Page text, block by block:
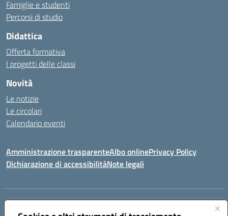
Famiglie e studenti
Percorsi di studio
Didattica
Offerta formativa
I progetti delle classi
Novità
Le notizie
Le circolari
Calendario eventi
Amministrazione trasparenteAlbo onlinePrivacy Policy
Dichiarazione di accessibilitàNote legali
Indirizzo: